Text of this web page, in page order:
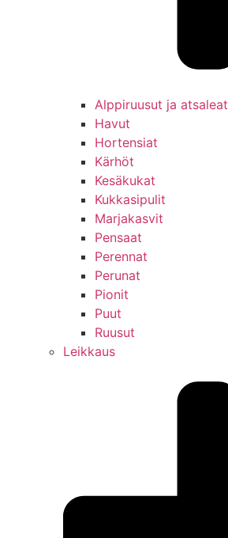
Alppiruusut ja atsaleat
Havut
Hortensiat
Kärhöt
Kesäkukat
Kukkasipulit
Marjakasvit
Pensaat
Perennat
Perunat
Pionit
Puut
Ruusut
Leikkaus